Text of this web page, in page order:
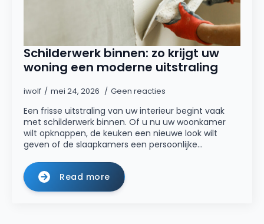
Schilderwerk binnen: zo krijgt uw
woning een moderne uitstraling
iwolf mei 24, 2026 Geen reacties
Een frisse uitstraling van uw interieur begint vaak
met schilderwerk binnen. Of u nu uw woonkamer
wilt opknappen, de keuken een nieuwe look wilt
geven of de slaapkamers een persoonlijke…
Read more